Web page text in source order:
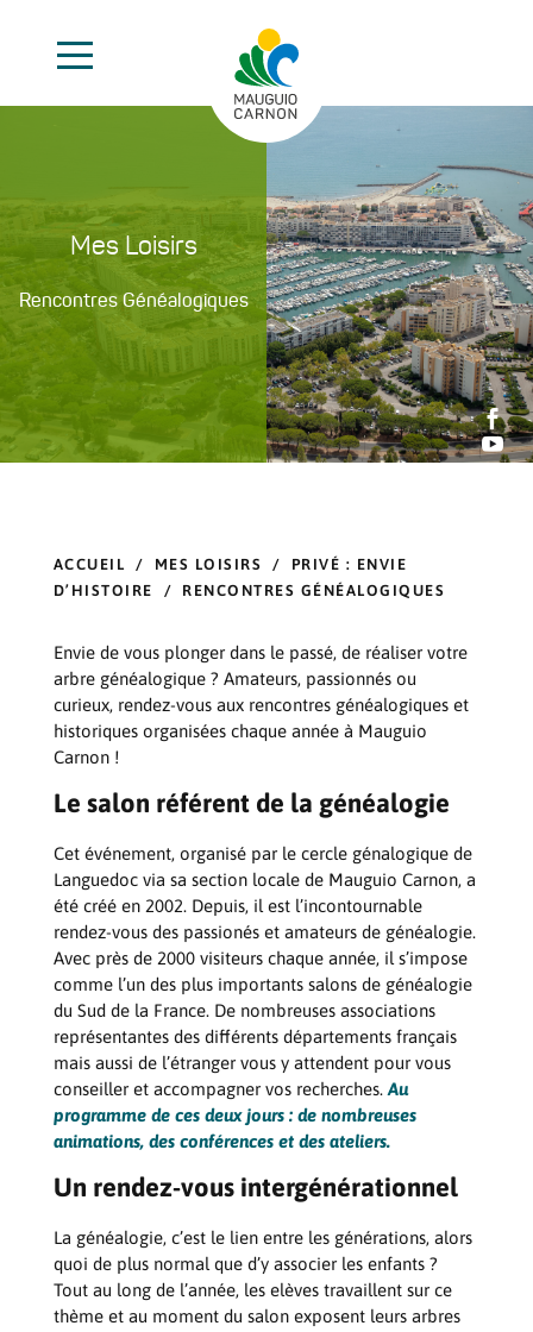


Mes Loisirs
Rencontres Généalogiques
ACCUEIL / MES LOISIRS / PRIVÉ : ENVIE
D’HISTOIRE
/ RENCONTRES GÉNÉALOGIQUES
Envie de vous plonger dans le passé, de réaliser votre
arbre généalogique ? Amateurs, passionnés ou
curieux, rendez-vous aux rencontres généalogiques et
historiques organisées chaque année à Mauguio
Carnon !
Le salon référent de la généalogie
Cet événement, organisé par le cercle génalogique de
Languedoc via sa section locale de Mauguio Carnon, a
été créé en 2002. Depuis, il est l’incontournable
rendez-vous des passionés et amateurs de généalogie.
Avec près de 2000 visiteurs chaque année, il s’impose
comme l’un des plus importants salons de généalogie
du Sud de la France. De nombreuses associations
représentantes des différents départements français
mais aussi de l’étranger vous y attendent pour vous
conseiller et accompagner vos recherches. Au
programme de ces deux jours : de nombreuses
animations, des conférences et des ateliers.
Un rendez-vous intergénérationnel
La généalogie, c’est le lien entre les générations, alors
quoi de plus normal que d’y associer les enfants ?
Tout au long de l’année, les elèves travaillent sur ce
thème et au moment du salon exposent leurs arbres